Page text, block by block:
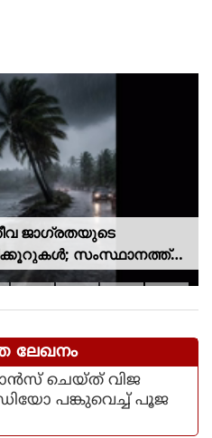
ജാഗ്രതയുടെ
സംസ്ഥാനത്ത്
അലർട്ട്, ശക്തമായ
ലേഖനം
ചെയ്ത് വിജ
പങ്കുവെച്ച് പൂജ